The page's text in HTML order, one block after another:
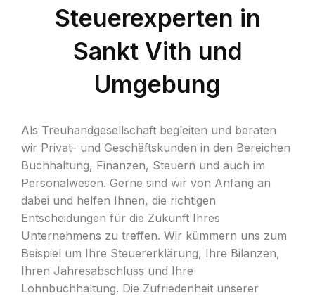
Steuerexperten in
Sankt Vith und
Umgebung
Als Treuhandgesellschaft begleiten und beraten
wir Privat- und Geschäftskunden in den Bereichen
Buchhaltung, Finanzen, Steuern und auch im
Personalwesen. Gerne sind wir von Anfang an
dabei und helfen Ihnen, die richtigen
Entscheidungen für die Zukunft Ihres
Unternehmens zu treffen. Wir kümmern uns zum
Beispiel um Ihre Steuererklärung, Ihre Bilanzen,
Ihren Jahresabschluss und Ihre
Lohnbuchhaltung. Die Zufriedenheit unserer